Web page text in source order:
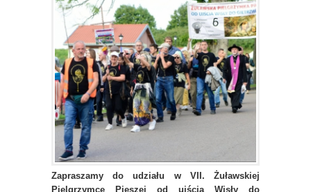
Zapraszamy do udziału w VII. Żuławskiej
Pielgrzymce Pieszej od ujścia Wisły do